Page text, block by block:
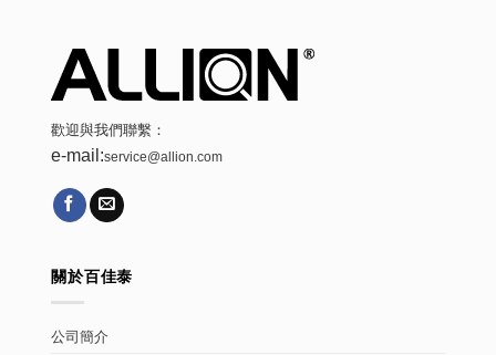
歡迎與我們聯繫：
e-mail:service@allion.com
關於百佳泰
公司簡介